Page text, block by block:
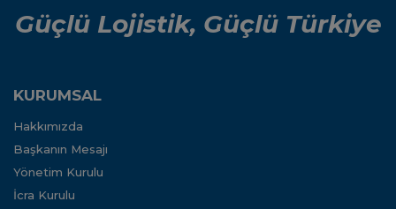
Güçlü Lojistik, Güçlü Türkiye
KURUMSAL
Hakkımızda
Başkanın Mesajı
Yönetim Kurulu
İcra Kurulu